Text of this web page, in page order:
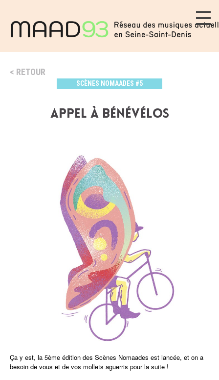
RETOUR
SCÈNES NOMAADES #5
Appel à bénévélos
Ça y est, la 5ème édition des Scènes Nomaades est lancée, et on a
besoin de vous et de vos mollets aguerris pour la suite !